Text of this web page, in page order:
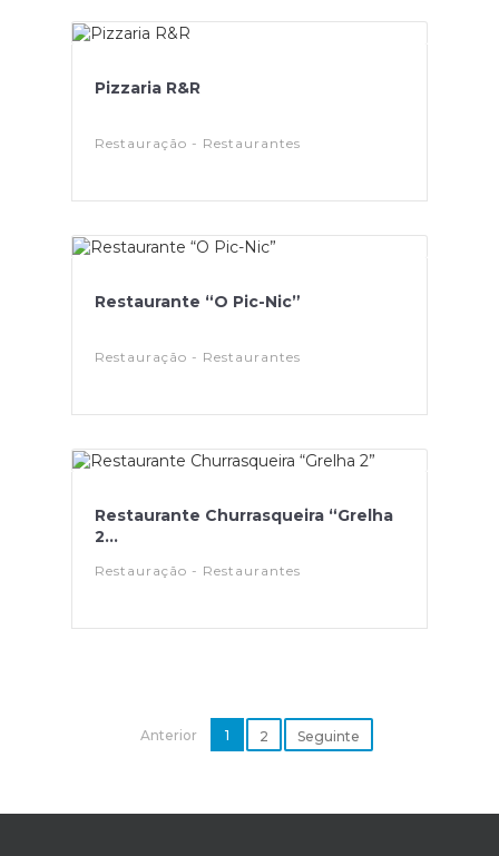
Pizzaria R&R
Restauração - Restaurantes
Restaurante “O Pic-Nic”
Restauração - Restaurantes
Restaurante Churrasqueira “Grelha
2...
Restauração - Restaurantes
Anterior 1 2 Seguinte